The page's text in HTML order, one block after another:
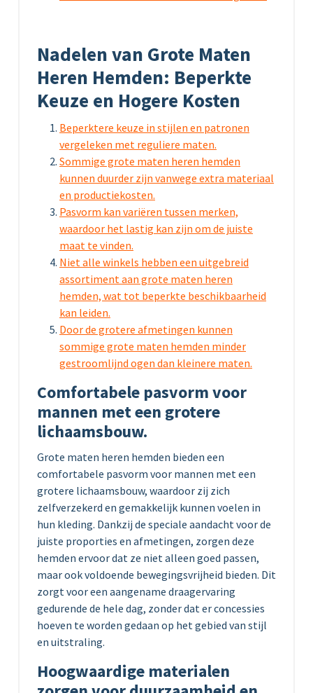
Nadelen van Grote Maten
Heren Hemden: Beperkte
Keuze en Hogere Kosten
Beperktere keuze in stijlen en patronen
vergeleken met reguliere maten.
Sommige grote maten heren hemden
kunnen duurder zijn vanwege extra materiaal
en productiekosten.
Pasvorm kan variëren tussen merken,
waardoor het lastig kan zijn om de juiste
maat te vinden.
Niet alle winkels hebben een uitgebreid
assortiment aan grote maten heren
hemden, wat tot beperkte beschikbaarheid
kan leiden.
Door de grotere afmetingen kunnen
sommige grote maten hemden minder
gestroomlijnd ogen dan kleinere maten.
Comfortabele pasvorm voor
mannen met een grotere
lichaamsbouw.
Grote maten heren hemden bieden een
comfortabele pasvorm voor mannen met een
grotere lichaamsbouw, waardoor zij zich
zelfverzekerd en gemakkelijk kunnen voelen in
hun kleding. Dankzij de speciale aandacht voor de
juiste proporties en afmetingen, zorgen deze
hemden ervoor dat ze niet alleen goed passen,
maar ook voldoende bewegingsvrijheid bieden. Dit
zorgt voor een aangename draagervaring
gedurende de hele dag, zonder dat er concessies
hoeven te worden gedaan op het gebied van stijl
en uitstraling.
Hoogwaardige materialen